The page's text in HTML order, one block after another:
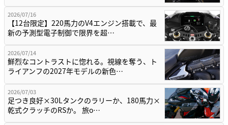
2026/07/16
【12台限定】220馬力のV4エンジン搭載で、最
新の予測型電子制御で限界を超…
2026/07/14
鮮烈なコントラストに惚れる。視線を奪う、ト
ライアンフの2027年モデルの新色…
2026/07/03
足つき良好×30Lタンクのラリーか、180馬力×
乾式クラッチのRSか。 旅o…